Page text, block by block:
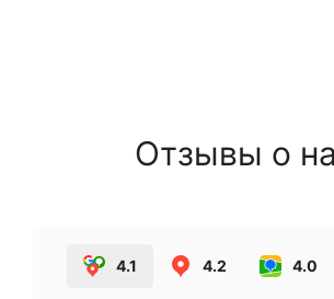
Отзывы о
4.1 4.2 4.0